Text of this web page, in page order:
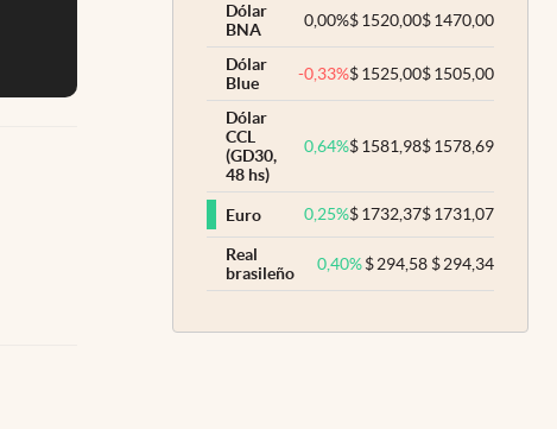
Dólar
BNA
0,00%$1520,00$1470,00
Dólar
Blue
-0,33%$1525,00$1505,00
Dólar
CCL
(GD30,
48 hs)
0,64%$1581,98$1578,69
Euro 0,25%$1732,37$1731,07
Real
brasileño
0,40% $294,58 $294,34